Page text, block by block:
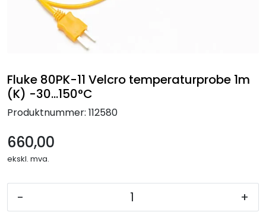
Fluke 80PK-11 Velcro temperaturprobe 1m
(K) -30...150°C
Produktnummer: 112580
660,00
ekskl. mva.
- +
Navigasjon & Kommunikasjon
Maskinvern & Instrumentering
Tilbehør
Kampanjer
Outlet